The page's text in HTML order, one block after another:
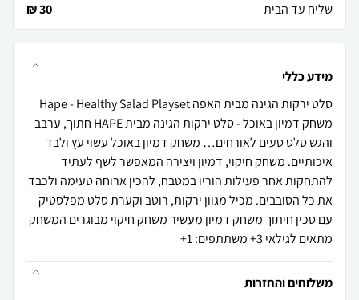
שליח עד הבית
30 ₪
מידע כללי
סלט ירקות הגינה מבית האפה Hape - Healthy Salad Playset
משחק דמיון באוכל - סלט ירקות הגינה מבית HAPE חתוך, ערבב
והגש סלט טעים לאורחים… משחק דמיון באוכל עשוי עץ ולבד
איכותיים. משחק חיקוי, דמיון ויצירה המאפשר לשף לעתיד
להתחקות אחר פעילות הוריו במטבח, להכין ארוחה טעימה ולכבד
את כל הסובבים. מכיל מגוון ירקות, רוטב וקערת סלט מפלסטיק
עם סכין חיתוך משחק דמיון מעשיר משחק חיקוי מבוגרים המשחק
מתאים לגילאי 3+ משתתפים: 1+
משלוחים והחזרות